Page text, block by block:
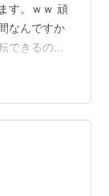
す。ｗｗ 頑
なんですか
できるのを
てしまいま
ーって何回
い、余裕で
だけどなぁ
リ見て、